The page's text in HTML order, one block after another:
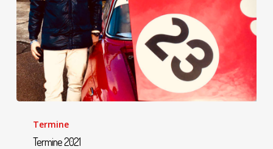
Termine
Termine 2021